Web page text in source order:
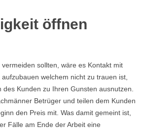
öffnen
sollten, wäre es Kontakt mit
welchem nicht zu trauen ist,
Kunden zu Ihren Gunsten ausnutzen.
Betrüger und teilen dem Kunden
den Preis mit. Was damit gemeint ist,
Fälle am Ende der Arbeit eine